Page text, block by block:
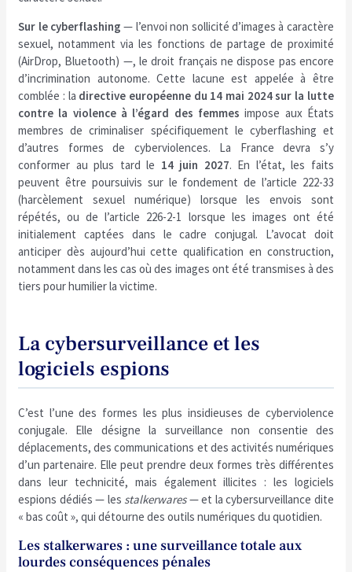
Sur le cyberflashing — l’envoi non sollicité d’images à caractère
sexuel, notamment via les fonctions de partage de proximité
(AirDrop, Bluetooth) —, le droit français ne dispose pas encore
d’incrimination autonome. Cette lacune est appelée à être
comblée : la directive européenne du 14 mai 2024 sur la lutte
contre la violence à l’égard des femmes impose aux États
membres de criminaliser spécifiquement le cyberflashing et
d’autres formes de cyberviolences. La France devra s’y
conformer au plus tard le 14 juin 2027. En l’état, les faits
peuvent être poursuivis sur le fondement de l’article 222-33
(harcèlement sexuel numérique) lorsque les envois sont
répétés, ou de l’article 226-2-1 lorsque les images ont été
initialement captées dans le cadre conjugal. L’avocat doit
anticiper dès aujourd’hui cette qualification en construction,
notamment dans les cas où des images ont été transmises à des
tiers pour humilier la victime.
La cybersurveillance et les
logiciels espions
C’est l’une des formes les plus insidieuses de cyberviolence
conjugale. Elle désigne la surveillance non consentie des
déplacements, des communications et des activités numériques
d’un partenaire. Elle peut prendre deux formes très différentes
dans leur technicité, mais également illicites : les logiciels
espions dédiés — les stalkerwares— et la cybersurveillance dite
« bas coût », qui détourne des outils numériques du quotidien.
Les stalkerwares : une surveillance totale aux
lourdes conséquences pénales